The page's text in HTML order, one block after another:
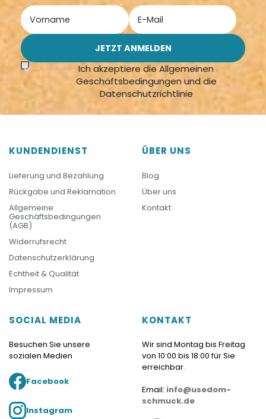
Ich akzeptiere die Allgemeinen
Geschäftsbedingungen und die
Datenschutzrichtlinie
KUNDENDIENST
Lieferung und Bezahlung
Rückgabe und Reklamation
Allgemeine
Geschäftsbedingungen
(AGB)
Widerrufsrecht
Datenschutzerklärung
Echtheit & Qualität
Impressum
ÜBER UNS
Blog
Über uns
Kontakt
SOCIAL MEDIA
Besuchen Sie unsere
sozialen Medien
Facebook
Instagram
KONTAKT
Wir sind Montag bis Freitag
von 10:00 bis 18:00 für Sie
erreichbar.
Email: info@usedom-
schmuck.de